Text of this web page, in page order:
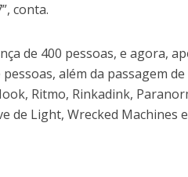
conta.
de 400 pessoas, e agora,
além da passagem
Ritmo, Rinkadink,
de Light, Wrecked Machines